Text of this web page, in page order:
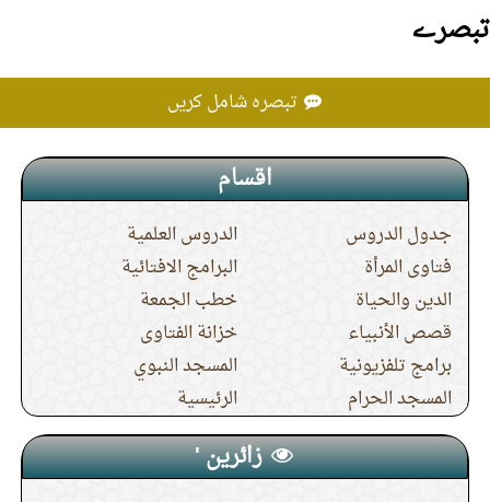
تبصرے
تبصرہ شامل کریں
اقسام
جدول الدروس
الدروس العلمية
فتاوى المرأة
البرامج الافتائية
الدين والحياة
خطب الجمعة
قصص الأنبياء
خزانة الفتاوى
برامج تلفزيونية
المسجد النبوي
المسجد الحرام
الرئيسية
زائرین '